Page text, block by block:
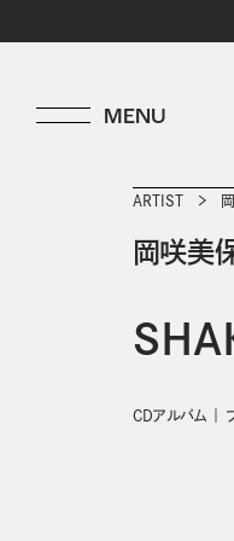
ARTIST
岡咲美
CDアルバム